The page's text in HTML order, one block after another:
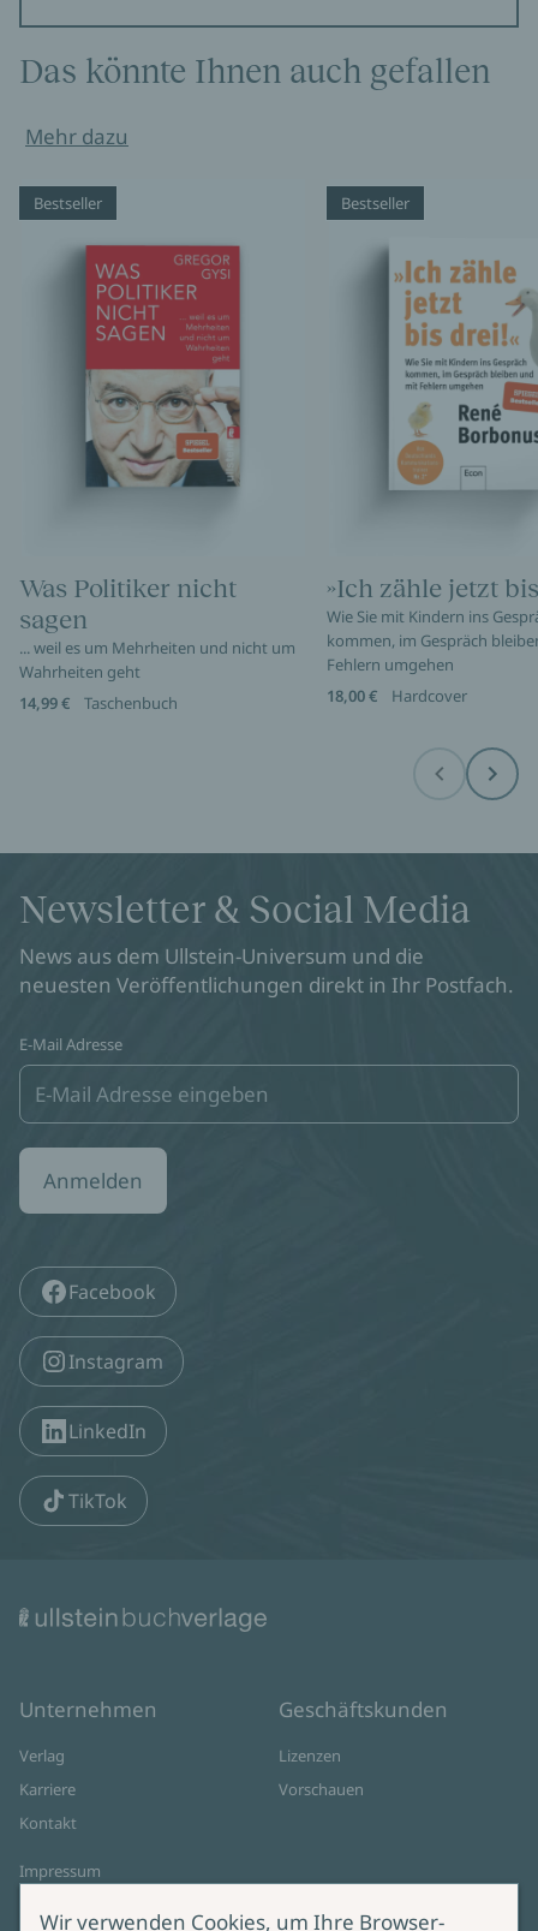
Das könnte Ihnen auch gefallen
Mehr dazu
Bestseller
Was Politiker nicht
sagen
... weil es um Mehrheiten und nicht um
Wahrheiten geht
14,99 €
Taschenbuch
Bestseller
»Ich zähle jetzt
Wie Sie mit Kindern ins
kommen, im Gespräch
Fehlern umgehen
18,00 €
Hardcover
Before Next
Newsletter & Social Media
News aus dem Ullstein-Universum und die
neuesten Veröffentlichungen direkt in Ihr Postfach.
E-Mail Adresse
Anmelden
Facebook
Instagram
LinkedIn
TikTok
Unternehmen
Verlag
Karriere
Kontakt
Impressum
Geschäftskunden
Lizenzen
Vorschauen
Wir verwenden Cookies, um Ihre Browser-